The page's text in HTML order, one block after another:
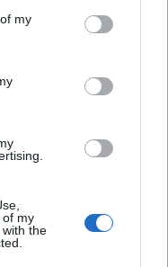
my
of my
the
cienīga balva.